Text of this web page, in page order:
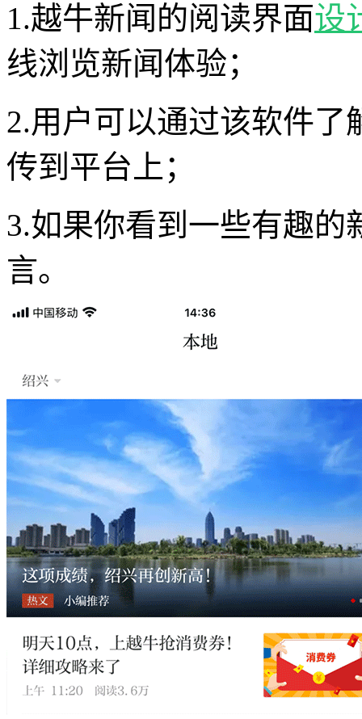
1.越牛新闻的阅读界面设
线浏览新闻体验；
2.用户可以通过该软件
传到平台上；
3.如果你看到一些有趣
言。